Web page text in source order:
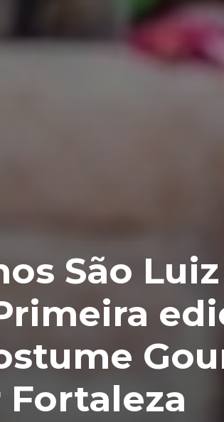
São Luiz
Fortaleza